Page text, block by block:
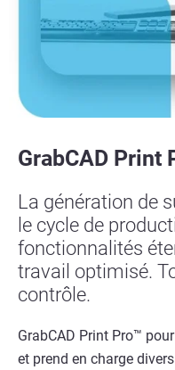
GrabCAD Print
La génération de
le cycle de
fonctionnalités
travail optimisé.
contrôle.
GrabCAD Print Pro™
et prend en charge